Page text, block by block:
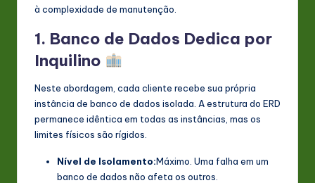
à complexidade de manutenção.
1. Banco de Dados Dedica por
Inquilino
Neste abordagem, cada cliente recebe sua própria
instância de banco de dados isolada. A estrutura do ERD
permanece idêntica em todas as instâncias, mas os
limites físicos são rígidos.
Nível de Isolamento:Máximo. Uma falha em um
banco de dados não afeta os outros.